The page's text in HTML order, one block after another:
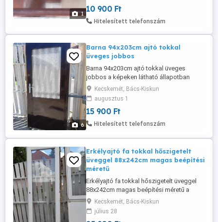
1 10 900 Ft
Hitelesített telefonszám
6
Barna 94x203cm ajtó tokkal
üveges jobbos
Barna 94x203cm ajtó tokkal üveges
jobbos a képeken látható állapotban
eladó. Ez a beépítő méret! Az ajtólap
83x190cm.
Kecskemét, Bács-Kiskun
augusztus 1
15 900 Ft
Hitelesített telefonszám
Erkélyajtó fa tokkal hőszigetelt
üveggel 88x242cm magas beépítési
méretű
Erkélyajtó fa tokkal hőszigetelt üveggel
88x242cm magas beépítési méretű a
képeken látható állapotban eladó. A
küszöb javítást igényel és egy külső
festés ráfér. Csak nyíló, jobbos.
Kecskemét, Bács-Kiskun
július 28